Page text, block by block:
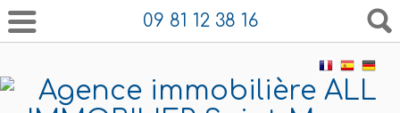
09 81 12 38 16